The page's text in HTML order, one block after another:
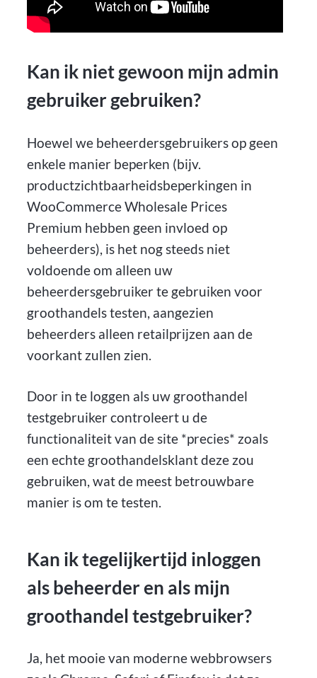
Kan ik niet gewoon mijn admin
gebruiker gebruiken?
Hoewel we beheerdersgebruikers op geen
enkele manier beperken (bijv.
productzichtbaarheidsbeperkingen in
WooCommerce Wholesale Prices
Premium hebben geen invloed op
beheerders), is het nog steeds niet
voldoende om alleen uw
beheerdersgebruiker te gebruiken voor
groothandels testen, aangezien
beheerders alleen retailprijzen aan de
voorkant zullen zien.
Door in te loggen als uw groothandel
testgebruiker controleert u de
functionaliteit van de site *precies* zoals
een echte groothandelsklant deze zou
gebruiken, wat de meest betrouwbare
manier is om te testen.
Kan ik tegelijkertijd inloggen
als beheerder en als mijn
groothandel testgebruiker?
Ja, het mooie van moderne webbrowsers